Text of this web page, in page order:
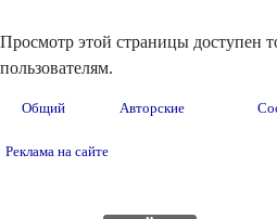
Просмотр этой страницы доступен
пользователям.
Общий Авторские
Реклама на сайте